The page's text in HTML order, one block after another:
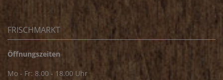
FRISCHMARKT
Öffnungszeiten
Mo - Fr: 8.00 - 18.00 Uhr